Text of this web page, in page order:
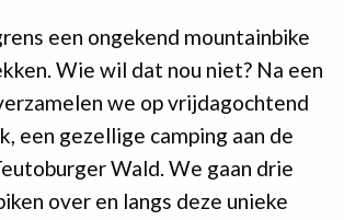
een ongekend mountainbike
Wie wil dat nou niet? Na een
we op vrijdagochtend
een gezellige camping aan de
Wald. We gaan drie
over en langs deze unieke